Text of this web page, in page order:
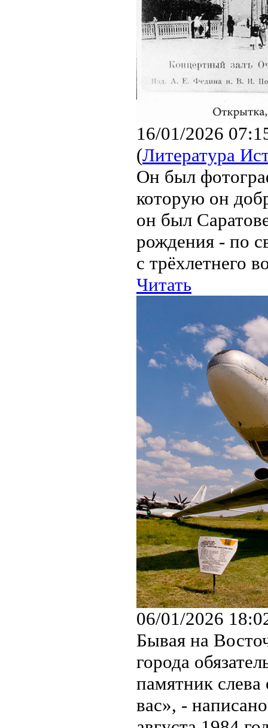
16/01/2026
(Литература
Он был
которую он
он был
рождения - по
с трёхлетнего
Читать
06/01/2026
Бывая на
города
памятник
вас», -